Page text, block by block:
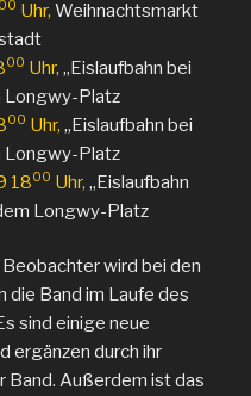
00 Uhr, Weihnachtsmarkt
00 Uhr, „Eislaufbahn bei
Longwy-Platz
00 Uhr, „Eislaufbahn bei
Longwy-Platz
1800 Uhr, „Eislaufbahn
Longwy-Platz
wird bei den
Band im Laufe des
sind einige neue
ergänzen durch ihr
Band. Außerdem ist das